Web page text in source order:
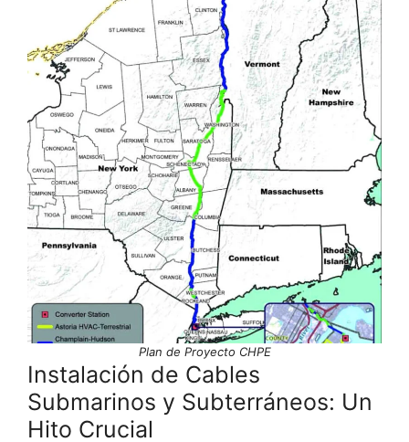
Plan de Proyecto CHPE
Instalación de Cables
Submarinos y Subterráneos: Un
Hito Crucial